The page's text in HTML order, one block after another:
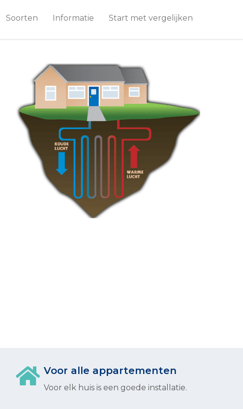
Soorten Informatie Start met vergelijken
Voor alle appartementen
Voor elk huis is een goede installatie.